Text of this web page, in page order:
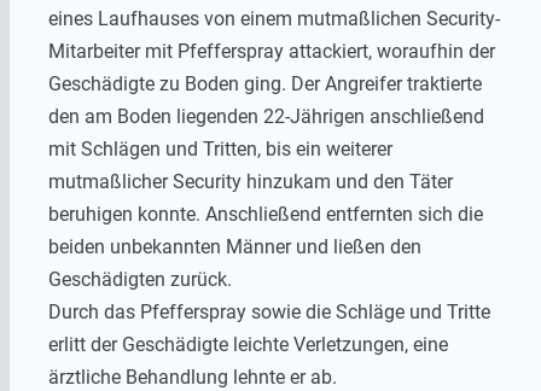
eines Laufhauses von einem mutmaßlichen Security-
Mitarbeiter mit Pfefferspray attackiert, woraufhin der
Geschädigte zu Boden ging. Der Angreifer traktierte
den am Boden liegenden 22-Jährigen anschließend
mit Schlägen und Tritten, bis ein weiterer
mutmaßlicher Security hinzukam und den Täter
beruhigen konnte. Anschließend entfernten sich die
beiden unbekannten Männer und ließen den
Geschädigten zurück.
Durch das Pfefferspray sowie die Schläge und Tritte
erlitt der Geschädigte leichte Verletzungen, eine
ärztliche Behandlung lehnte er ab.